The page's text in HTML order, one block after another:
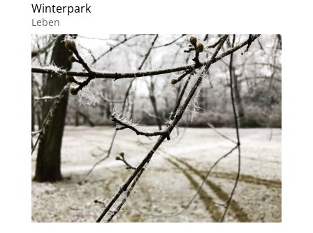
Winterpark
Leben